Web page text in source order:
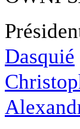
Dasquié